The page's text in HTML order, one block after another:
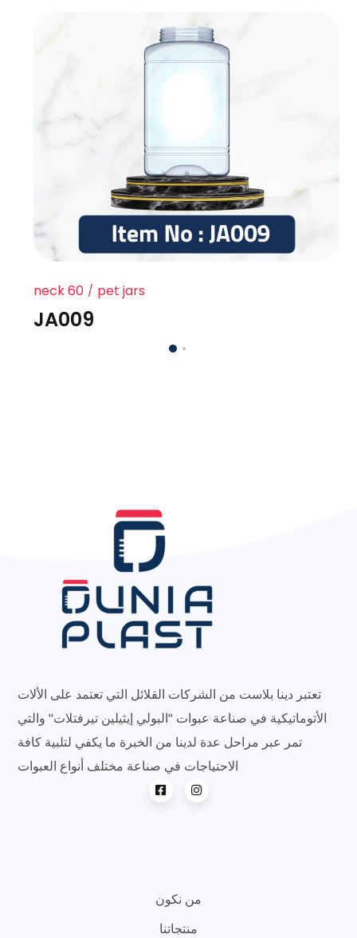
neck 60 pet jars
JA009
تعتبر دينا بلاست من الشركات القلائل التي تعتمد على الألات
الأتوماتيكية في صناعة عبوات "البولي إيثيلين تيرفتلات" والتي
تمر عبر مراحل عدة لدينا من الخبرة ما يكفي لتلبية كافة
الاحتياجات في صناعة مختلف أنواع العبوات
من نكون
منتجاتنا